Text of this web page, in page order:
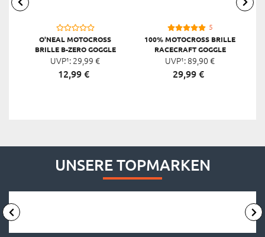
O'NEAL MOTOCROSS
BRILLE B-ZERO GOGGLE
UVP¹: 29,99 €
12,99€
5
100% MOTOCROSS BRILLE
RACECRAFT GOGGLE
MIRROR
UVP¹: 89,90 €
29,99€
UNSERE TOPMARKEN